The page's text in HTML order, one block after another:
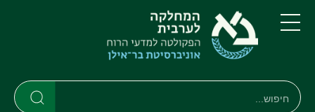
דילוג
העיקרי
דילוג
ניווט
ראשי
תפריט
חיפוש
חיפוש